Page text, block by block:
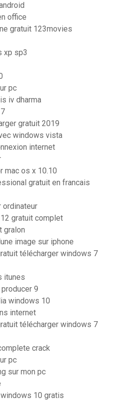
office
gratuit 123movies
xp sp3
pc
iv dharma
gratuit 2019
windows vista
internet
mac os x 10.10
gratuit en francais
ordinateur
gratuit complet
gralon
image sur iphone
télécharger windows 7
itunes
9
windows 10
internet
télécharger windows 7
crack
pc
sur mon pc
10 gratis